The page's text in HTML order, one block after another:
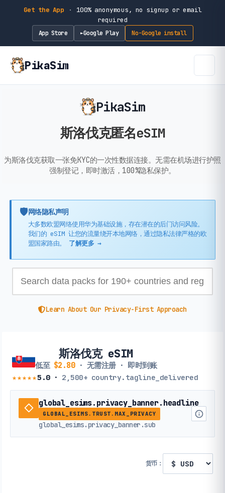
Get the App ·
100% anonymous, no signup or email
required
App Store ►Google Play No-Google install
PikaSim
PikaSim
斯洛伐克匿名eSIM
为斯洛伐克获取一张免KYC的一次性数据连接。无需在机场进行护照
强制登记，即时激活，100%隐私保护。
🛡️网络隐私声明
大多数欧盟网络使用华为基础设施，存在潜在的后门访问风险。
我们的 eSIM 让您的流量绕开本地网络，通过隐私法律严格的欧
盟国家路由。 了解更多 →
Learn About Our Privacy-First Approach
斯洛伐克 eSIM
低至 $2.80· 无需注册 · 即时到账
★★★★★5.0· 2,500+ country.tagline_delivered
global_esims.privacy_banner.headline
GLOBAL_ESIMS.TRUST.MAX_PRIVACY
global_esims.privacy_banner.sub
货币：